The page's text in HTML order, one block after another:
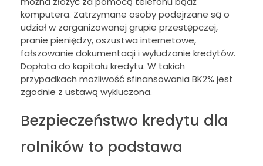
komputera. Zatrzymane osoby podejrzane są o
udział w zorganizowanej grupie przestępczej,
pranie pieniędzy, oszustwa internetowe,
fałszowanie dokumentacji i wyłudzanie kredytów.
Dopłata do kapitału kredytu. W takich
przypadkach możliwość sfinansowania BK2% jest
zgodnie z ustawą wykluczona.
Bezpieczeństwo kredytu dla
rolników to podstawa